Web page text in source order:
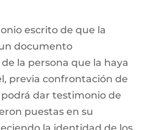
escrito de que la
documento
la persona que la haya
previa confrontación de
podrá dar testimonio de
puestas en su